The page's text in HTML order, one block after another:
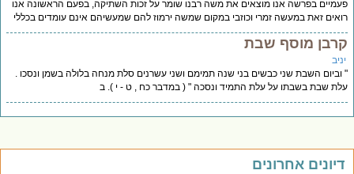
בפרשה אנו מוצאים את משה רבנו שומר על זכות השתיקה, בפעם הראשונה אנו
זאת במעשה זמרי וכוזבי במקום שמשה ירמוז להם שמעשיהם אינם עומדים בכללי
מוסף שבת
השבת שני כבשים בני שנה תמימם ושני עשרנים סלת מנחה בלולה בשמן ונסכו .
שבת בשבתו על עלת התמיד ונסכה " ( במדבר כח , ט - י ). ב
אחרונים